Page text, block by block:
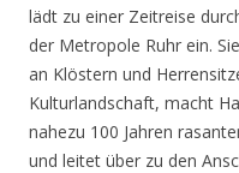
lädt zu einer Zeitreise
der Metropole Ruhr ein.
an Klöstern und
Kulturlandschaft, macht
nahezu 100 Jahren
und leitet über zu den